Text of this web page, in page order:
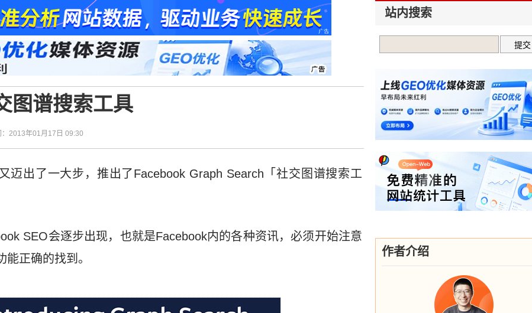
图谱搜索工具
：2013年01月17日 09:30
迈出了一大步，推出了Facebook Graph Search「社交图谱搜索工
SEO会逐步出现，也就是Facebook内的各种资讯，必须开始注意
正确的找到。
站内搜索
作者介绍